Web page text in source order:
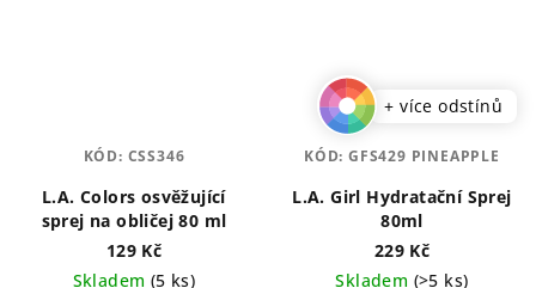
L.A. Colors osvěžující
sprej na obličej 80 ml
129 Kč
Skladem (5 ks)
KÓD: CSS346
+ více odstínů
L.A. Girl Hydratační Sprej
80ml
229 Kč
Skladem (>5 ks)
KÓD:GFS429 PINEAPPLE